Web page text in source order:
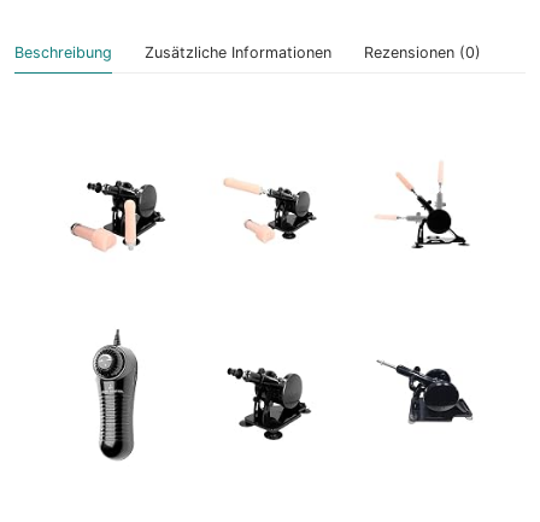
Beschreibung Zusätzliche Informationen Rezensionen (0)